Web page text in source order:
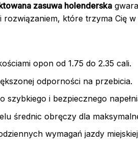
zasuwa holenderska
które trzyma Cię
opon od 1.75 do 2.35 cali.
odporności na przebicia.
szybkiego i bezpiecznego
średnic obręczy dla
wymagań jazdy